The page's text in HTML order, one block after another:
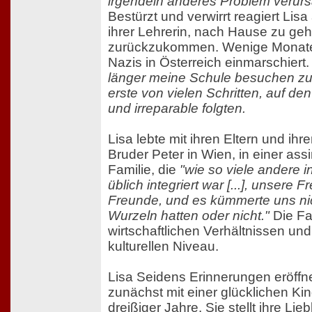
Bestürzt und verwirrt reagiert
ihrer Lehrerin, nach Hause zu
zurückzukommen. Wenige
Nazis in Österreich einmarschiert.
länger meine Schule besuchen
erste von vielen Schritten, auf
und irreparable folgten.
Lisa lebte mit ihren Eltern und
Bruder Peter in Wien, in einer
Familie, die "wie so viele andere
üblich integriert war [...], unsere
Freunde, und es kümmerte uns
Wurzeln hatten oder nicht."Die
wirtschaftlichen Verhältnissen
kulturellen Niveau.
Lisa Seidens Erinnerungen
zunächst mit einer glücklichen
dreißiger Jahre. Sie stellt ihre